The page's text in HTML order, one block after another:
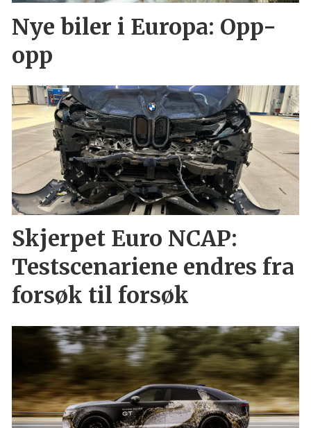
Nye biler i Europa: Opp-
opp
Skjerpet Euro NCAP:
Testscenariene endres fra
forsøk til forsøk